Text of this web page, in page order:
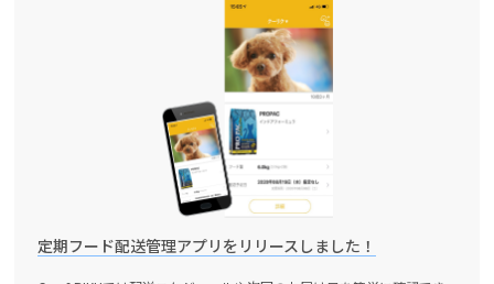
定期フード配送管理アプリをリリースしました！